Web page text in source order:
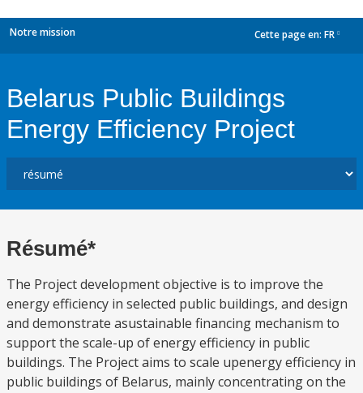
Notre mission Cette page en: FR
Belarus Public Buildings
Energy Efficiency Project
Résumé*
The Project development objective is to improve the
energy efficiency in selected public buildings, and design
and demonstrate asustainable financing mechanism to
support the scale-up of energy efficiency in public
buildings. The Project aims to scale upenergy efficiency in
public buildings of Belarus, mainly concentrating on the